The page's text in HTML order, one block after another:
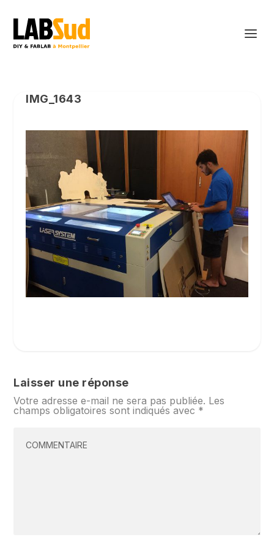
IMG_1643
Laisser une réponse
Votre adresse e-mail ne sera pas publiée. Les
champs obligatoires sont indiqués avec *